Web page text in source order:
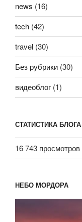
news (16)
tech (42)
travel (30)
Без рубрики (30)
видеоблог (1)
СТАТИСТИКА БЛОГА
16 743 просмотров
НЕБО МОРДОРА